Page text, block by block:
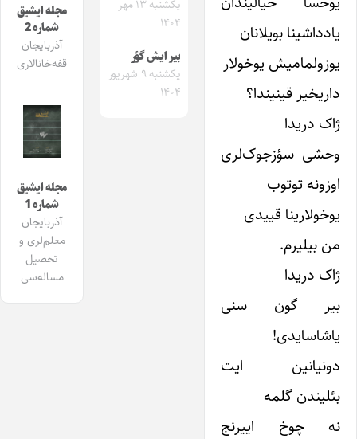
یادداشینا بویلانان
یوزولمامیش یوخولار
داریخیر قینیندا؟
ژاک دریدا
وحشی سؤزجوک‌لری
اوزونه توتوب
یوخولارینا قییدی
من بیلیرم.
ژاک دریدا
بیر گون سنی
یاشاسایدی!
دونیانین ایت
بئلیندن گلمه
نه چوخ اییرنج
یکشنبه ۱۳ مهر
۱۴۰۴
بیر ایش گؤر
یکشنبه ۹ شهریور
۱۴۰۴
مجله ایشیق
شماره 2
آذربایجان
قفه‌خانالاری
مجله ایشیق
شماره 1
آذربایجان
معلم‌لری و
تحصیل
مساله‌سی